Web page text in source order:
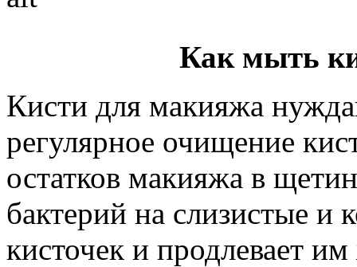
Как мыть
Кисти для макияжа
регулярное очищение
остатков макияжа в
бактерий на слизистые и
кисточек и продлевает